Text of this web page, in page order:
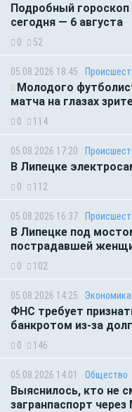
Подробный гороскоп
сегодня — 6 августа
0 52
05.08.2026 18:45
Молодого
матча на глазах
0 114
05.08.2026 17:20
В Липецке
0 112
05.08.2026 16:37
В Липецке под
пострадавшей
0 102
05.08.2026 14:25 Экономика
ФНС требует
банкротом из-за
0 146
05.08.2026 14:01 Общество
Выяснилось, кто не
загранпаспорт